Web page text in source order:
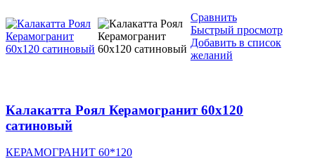
Сравнить
Быстрый просмотр
Добавить в список
желаний
Калакатта Роял Керамогранит 60х120
сатиновый
КЕРАМОГРАНИТ 60*120